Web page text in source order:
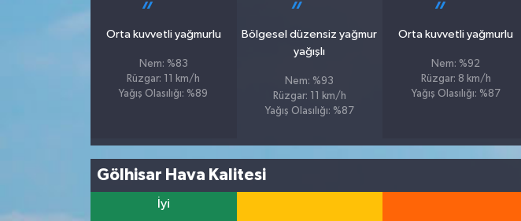
Orta kuvvetli yağmurlu
Nem: %83
Rüzgar: 11 km/h
Yağış Olasılığı: %89
Bölgesel düzensiz yağmur
yağışlı
Nem: %93
Rüzgar: 11 km/h
Yağış Olasılığı: %87
Orta kuvvetli yağmurlu
Nem: %92
Rüzgar: 8 km/h
Yağış Olasılığı: %87
Gölhisar Hava Kalitesi
İyi